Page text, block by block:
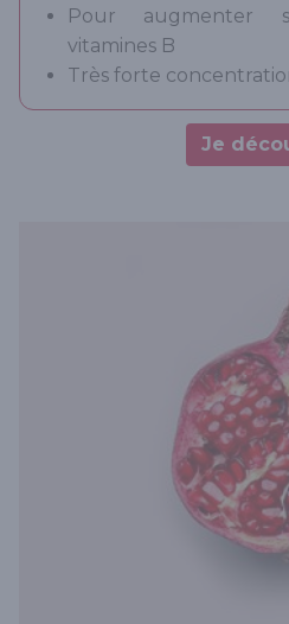
Pour augmenter
vitamines B
Très forte
Je